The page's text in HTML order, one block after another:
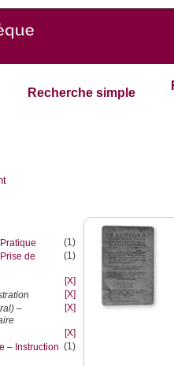
Recherche simple
(1)
de
(1)
[X]
[X]
–
[X]
[X]
– Instruction (1)